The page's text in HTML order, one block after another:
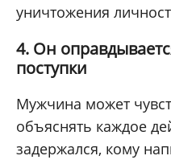
уничтожения
4. Он
поступки
Мужчина может
объяснять каждое
задержался, кому